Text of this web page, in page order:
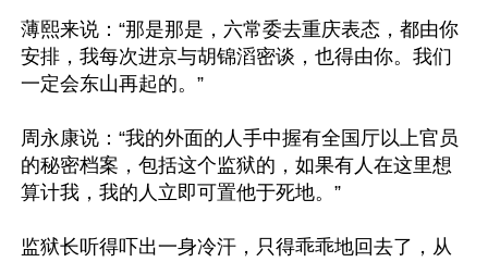
薄熙来说：“那是那是，六常委去重庆表态，都由你
安排，我每次进京与胡锦滔密谈，也得由你。我们
一定会东山再起的。”
周永康说：“我的外面的人手中握有全国厅以上官员
的秘密档案，包括这个监狱的，如果有人在这里想
算计我，我的人立即可置他于死地。”
监狱长听得吓出一身冷汗，只得乖乖地回去了，从